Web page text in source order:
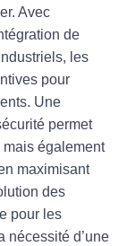
Avec
de
les
pour
Une
permet
mais également
maximisant
des
pour les
nécessité d’une